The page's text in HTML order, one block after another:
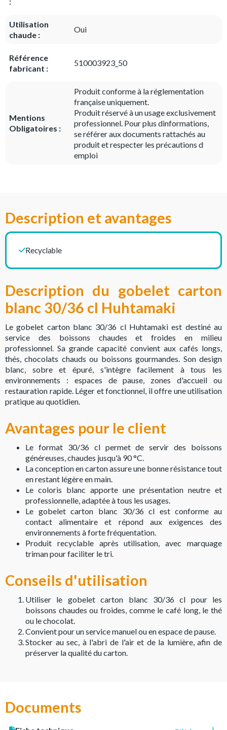
Utilisation
chaude :
Oui
Référence
fabricant :
510003923_50
Mentions
Obligatoires :
Produit conforme à la réglementation
française uniquement.
Produit réservé à un usage exclusivement
professionnel. Pour plus dinformations,
se référer aux documents rattachés au
produit et respecter les précautions d
emploi
Description et avantages
Recyclable
Description du gobelet carton
blanc 30/36 cl Huhtamaki
Le gobelet carton blanc 30/36 cl Huhtamaki est destiné au
service des boissons chaudes et froides en milieu
professionnel. Sa grande capacité convient aux cafés longs,
thés, chocolats chauds ou boissons gourmandes. Son design
blanc, sobre et épuré, s'intègre facilement à tous les
environnements : espaces de pause, zones d'accueil ou
restauration rapide. Léger et fonctionnel, il offre une utilisation
pratique au quotidien.
Avantages pour le client
Le format 30/36 cl permet de servir des boissons
généreuses, chaudes jusqu'à 90 °C.
La conception en carton assure une bonne résistance tout
en restant légère en main.
Le coloris blanc apporte une présentation neutre et
professionnelle, adaptée à tous les usages.
Le gobelet carton blanc 30/36 cl est conforme au
contact alimentaire et répond aux exigences des
environnements à forte fréquentation.
Produit recyclable après utilisation, avec marquage
triman pour faciliter le tri.
Conseils d'utilisation
Utiliser le gobelet carton blanc 30/36 cl pour les
boissons chaudes ou froides, comme le café long, le thé
ou le chocolat.
Convient pour un service manuel ou en espace de pause.
Stocker au sec, à l'abri de l'air et de la lumière, afin de
préserver la qualité du carton.
Documents